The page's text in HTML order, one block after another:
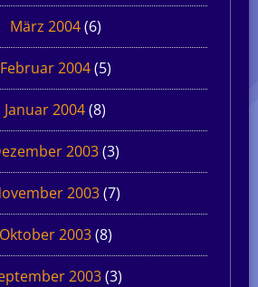
März 2004(6)
Februar 2004(5)
Januar 2004(8)
2003(3)
2003(7)
Oktober 2003(8)
2003(3)